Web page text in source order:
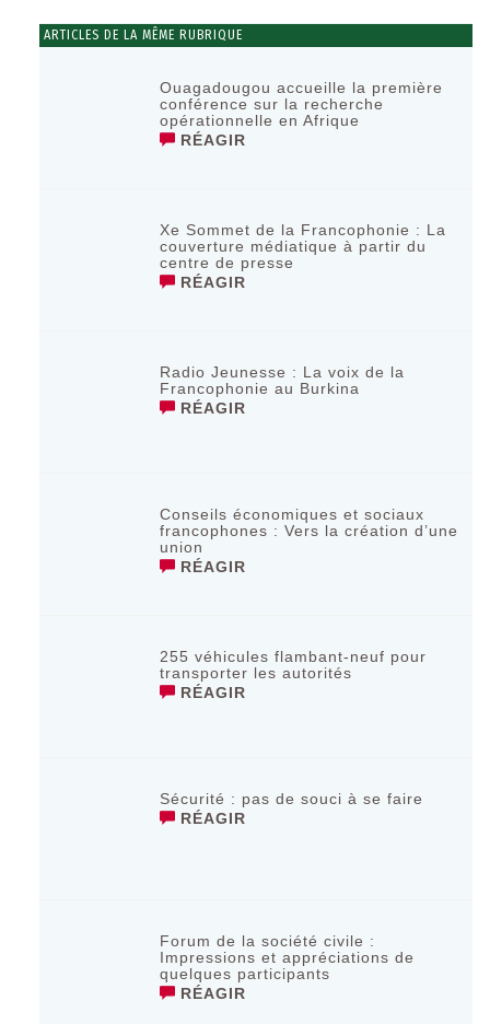
ARTICLES DE LA MÊME RUBRIQUE
Ouagadougou accueille la première
conférence sur la recherche
opérationnelle en Afrique
RÉAGIR
Xe Sommet de la Francophonie : La
couverture médiatique à partir du
centre de presse
RÉAGIR
Radio Jeunesse : La voix de la
Francophonie au Burkina
RÉAGIR
Conseils économiques et sociaux
francophones : Vers la création d’une
union
RÉAGIR
255 véhicules flambant-neuf pour
transporter les autorités
RÉAGIR
Sécurité : pas de souci à se faire
RÉAGIR
Forum de la société civile :
Impressions et appréciations de
quelques participants
RÉAGIR